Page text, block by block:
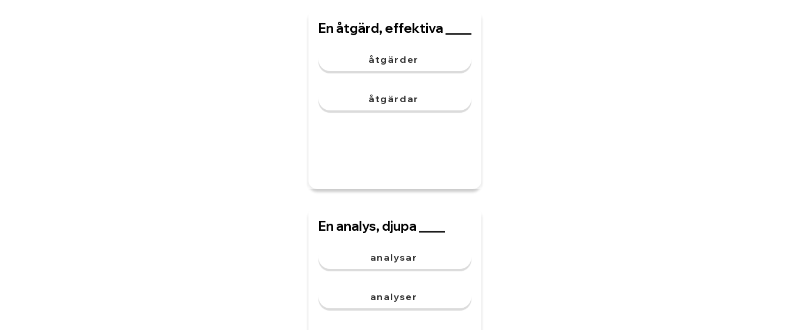
En åtgärd, effektiva ____
åtgärder
åtgärdar
En analys, djupa ____
analysar
analyser